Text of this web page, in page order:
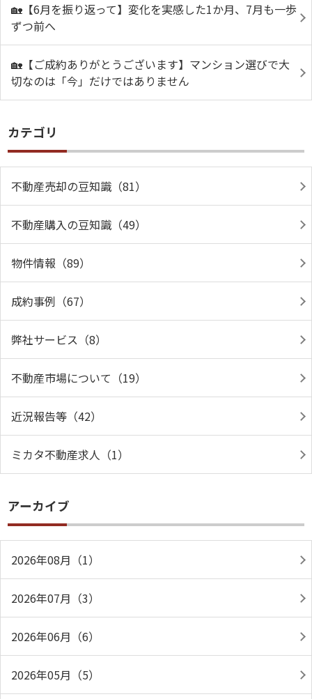
🏡【6月を振り返って】変化を実感した1か月、7月も一歩
ずつ前へ
🏡【ご成約ありがとうございます】マンション選びで大
切なのは「今」だけではありません
カテゴリ
不動産売却の豆知識（81）
不動産購入の豆知識（49）
物件情報（89）
成約事例（67）
弊社サービス（8）
不動産市場について（19）
近況報告等（42）
ミカタ不動産求人（1）
アーカイブ
2026年08月（1）
2026年07月（3）
2026年06月（6）
2026年05月（5）